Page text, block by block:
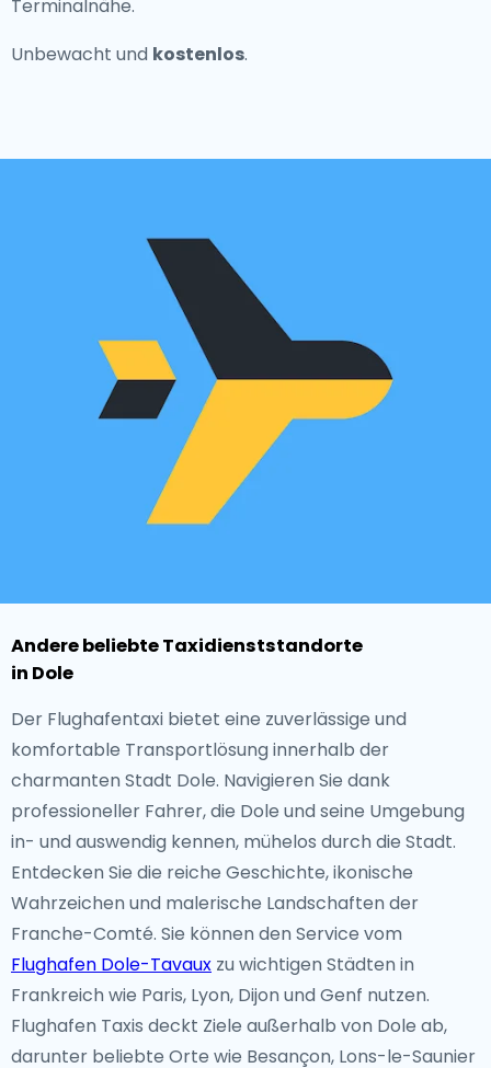
Terminalnähe.
Unbewacht und kostenlos.
Andere beliebte Taxidienststandorte
in Dole
Der Flughafentaxi bietet eine zuverlässige und
komfortable Transportlösung innerhalb der
charmanten Stadt Dole. Navigieren Sie dank
professioneller Fahrer, die Dole und seine Umgebung
in- und auswendig kennen, mühelos durch die Stadt.
Entdecken Sie die reiche Geschichte, ikonische
Wahrzeichen und malerische Landschaften der
Franche-Comté. Sie können den Service vom
Flughafen Dole-Tavaux zu wichtigen Städten in
Frankreich wie Paris, Lyon, Dijon und Genf nutzen.
Flughafen Taxis deckt Ziele außerhalb von Dole ab,
darunter beliebte Orte wie Besançon, Lons-le-Saunier